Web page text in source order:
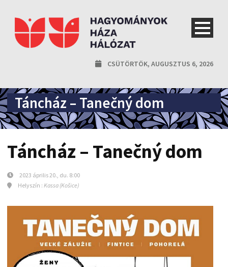
CSÜTÖRTÖK, AUGUSZTUS 6, 2026
Táncház – Tanečný dom
Táncház – Tanečný dom
2023 április 20., du. 8:00
Helyszín : Kassa (Košice)